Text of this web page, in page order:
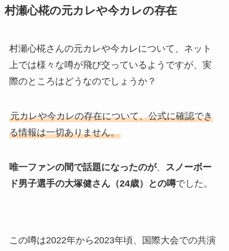
村瀬心椛の元カレや今カレの存在
村瀬心椛さんの元カレや今カレについて、ネット
上では様々な噂が飛び交っているようですが、実
際のところはどうなのでしょうか？
元カレや今カレの存在について、公式に確認でき
る情報は一切ありません。
唯一ファンの間で話題になったのが、
スノーボー
ド男子選手の大塚健さん（24歳）との噂でした。
この噂は2022年から2023年頃、国際大会での共演